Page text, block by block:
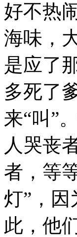
好不热
海味，
是应了
多死了
来“叫”
人哭丧
者，等
灯”，
此，他